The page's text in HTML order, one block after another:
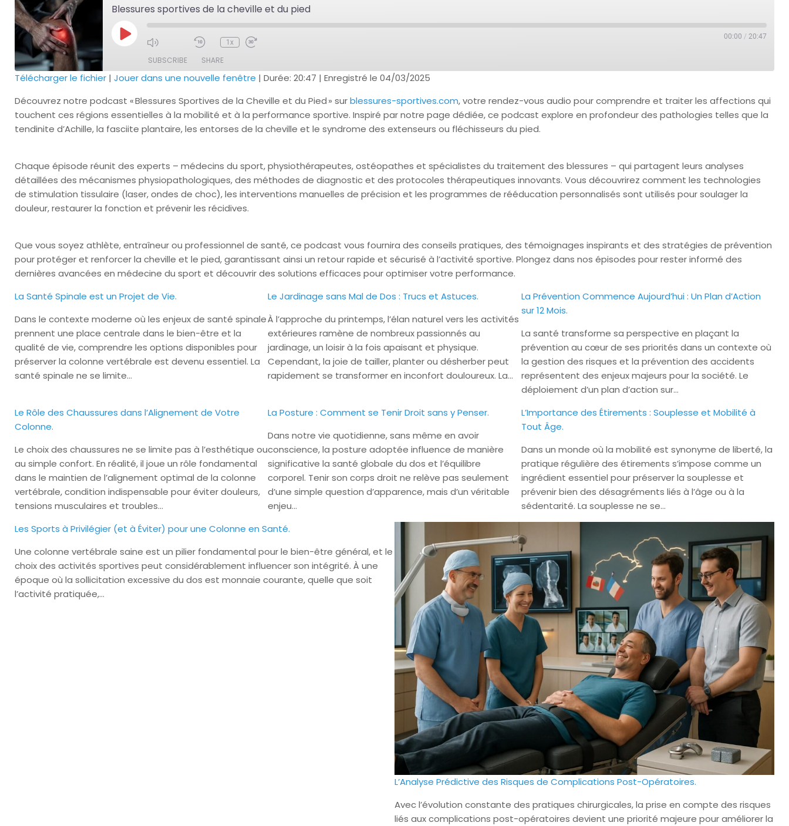
Blessures sportives de la cheville et du pied
Play
Episode
1x
00:00 / 20:47
SUBSCRIBE SHARE
RSS FEED
LINK
Télécharger le fichier |Jouer dans une nouvelle fenêtre |Durée: 20:47 |Enregistré le 04/03/2025
Découvrez notre podcast « Blessures Sportives de la Cheville et du Pied » surblessures-sportives.com, votre rendez-vous audio pour comprendre et traiter les affections qui
touchent ces régions essentielles à la mobilité et à la performance sportive. Inspiré par notre page dédiée, ce podcast explore en profondeur des pathologies telles que la
tendinite d’Achille, la fasciite plantaire, les entorses de la cheville et le syndrome des extenseurs ou fléchisseurs du pied.
Chaque épisode réunit des experts – médecins du sport, physiothérapeutes, ostéopathes et spécialistes du traitement des blessures – qui partagent leurs analyses
détaillées des mécanismes physiopathologiques, des méthodes de diagnostic et des protocoles thérapeutiques innovants. Vous découvrirez comment les technologies
de stimulation tissulaire (laser, ondes de choc), les interventions manuelles de précision et les programmes de rééducation personnalisés sont utilisés pour soulager la
douleur, restaurer la fonction et prévenir les récidives.
Que vous soyez athlète, entraîneur ou professionnel de santé, ce podcast vous fournira des conseils pratiques, des témoignages inspirants et des stratégies de prévention
pour protéger et renforcer la cheville et le pied, garantissant ainsi un retour rapide et sécurisé à l’activité sportive. Plongez dans nos épisodes pour rester informé des
dernières avancées en médecine du sport et découvrir des solutions efficaces pour optimiser votre performance.
La Santé Spinale est un Projet de Vie.
Dans le contexte moderne où les enjeux de santé spinale
prennent une place centrale dans le bien-être et la
qualité de vie, comprendre les options disponibles pour
préserver la colonne vertébrale est devenu essentiel. La
santé spinale ne se limite…
Le Jardinage sans Mal de Dos : Trucs et Astuces.
À l’approche du printemps, l’élan naturel vers les activités
extérieures ramène de nombreux passionnés au
jardinage, un loisir à la fois apaisant et physique.
Cependant, la joie de tailler, planter ou désherber peut
rapidement se transformer en inconfort douloureux. La…
La Prévention Commence Aujourd’hui : Un Plan d’Action
sur 12 Mois.
La santé transforme sa perspective en plaçant la
prévention au cœur de ses priorités dans un contexte où
la gestion des risques et la prévention des accidents
représentent des enjeux majeurs pour la société. Le
déploiement d’un plan d’action sur…
Le Rôle des Chaussures dans l’Alignement de Votre
Colonne.
Le choix des chaussures ne se limite pas à l’esthétique ou
au simple confort. En réalité, il joue un rôle fondamental
dans le maintien de l’alignement optimal de la colonne
vertébrale, condition indispensable pour éviter douleurs,
tensions musculaires et troubles…
La Posture : Comment se Tenir Droit sans y Penser.
Dans notre vie quotidienne, sans même en avoir
conscience, la posture adoptée influence de manière
significative la santé globale du dos et l’équilibre
corporel. Tenir son corps droit ne relève pas seulement
d’une simple question d’apparence, mais d’un véritable
enjeu…
L’Importance des Étirements : Souplesse et Mobilité à
Tout Âge.
Dans un monde où la mobilité est synonyme de liberté, la
pratique régulière des étirements s’impose comme un
ingrédient essentiel pour préserver la souplesse et
prévenir bien des désagréments liés à l’âge ou à la
sédentarité. La souplesse ne se…
Les Sports à Privilégier (et à Éviter) pour une Colonne en Santé.
Une colonne vertébrale saine est un pilier fondamental pour le bien-être général, et le
choix des activités sportives peut considérablement influencer son intégrité. À une
époque où la sollicitation excessive du dos est monnaie courante, quelle que soit
l’activité pratiquée,…
L’Analyse Prédictive des Risques de Complications Post-Opératoires.
Avec l’évolution constante des pratiques chirurgicales, la prise en compte des risques
liés aux complications post-opératoires devient une priorité majeure pour améliorer la